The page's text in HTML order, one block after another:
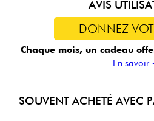
Bruit EIN -127dBu (pondération A)
Niveau d'entrée maximum 16dBu
Plage de gain 69dB
Impédance 3kΩ
Niveau d'entrée maximum 22dBu
Plage de gain 69dB
Impédance 60kΩ
Niveau d'entrée maximum 12dBu
Plage de gain 62dB
Impédance 1MΩ
Niveau de sortie maximum 16dBu
Impédance 100Ω
AVIS
DONNEZ
Chaque mois, un cadeau
En savoir
SOUVENT ACHETÉ AVEC